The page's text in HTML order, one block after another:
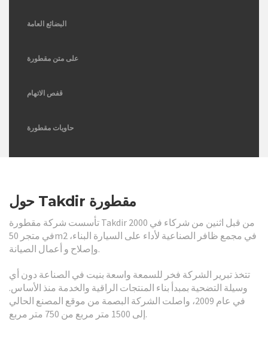
البضائع العامة
على متن مقطورة
قفص الاتهام
حاويات مقطورة
قلابة السرير عالية
استعراض
حول Takdir مقطورة
تأسست شركة مقطورة Takdir من قبل اثنين من شركاء في 2000
في متجر 50m2 في مجمع ظافر الصناعية لأداء على السيارة البناء،
وإصلاح و أعمال الصيانة.
تتخذ تبرير الشركة فخر للسمعة واسعة بنيت في الصناعة دون أي
وسيلة التضحية بمبدأ بناء المنتجات الراقية والخدمة منذ الأساس.
في عام 2009، واصلت الشركة البصمة من موقع المصنع الحالي
إلى 1500 متر مربع من 750 متر مربع.